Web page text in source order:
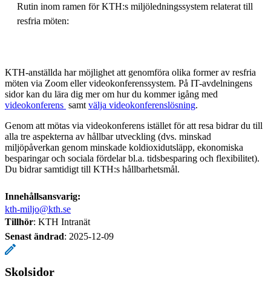
Rutin inom ramen för KTH:s miljöledningssystem relaterat till
resfria möten:
KTH-anställda har möjlighet att genomföra olika former av resfria
möten via Zoom eller videokonferenssystem. På IT-avdelningens
sidor kan du lära dig mer om hur du kommer igång med ​
videokonferens ​ samt välja videokonferenslösning.
Genom att mötas via videokonferens istället för att resa bidrar du till
alla tre aspekterna av hållbar utveckling (dvs. minskad
miljöpåverkan genom minskade koldioxidutsläpp, ekonomiska
besparingar och sociala fördelar bl.a. tidsbesparing och flexibilitet).
Du bidrar samtidigt till KTH:s hållbarhetsmål.
Innehållsansvarig:
kth-miljo@kth.se
Tillhör: KTH Intranät
Senast ändrad: 2025-12-09
Skolsidor